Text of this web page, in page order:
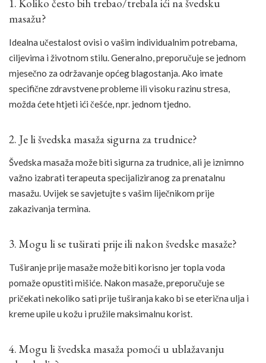
1. Koliko često bih trebao/trebala ići na švedsku
masažu?
Idealna učestalost ovisi o vašim individualnim potrebama,
ciljevima i životnom stilu. Generalno, preporučuje se jednom
mjesečno za održavanje općeg blagostanja. Ako imate
specifične zdravstvene probleme ili visoku razinu stresa,
možda ćete htjeti ići češće, npr. jednom tjedno.
2. Je li švedska masaža sigurna za trudnice?
Švedska masaža može biti sigurna za trudnice, ali je iznimno
važno izabrati terapeuta specijaliziranog za prenatalnu
masažu. Uvijek se savjetujte s vašim liječnikom prije
zakazivanja termina.
3. Mogu li se tuširati prije ili nakon švedske masaže?
Tuširanje prije masaže može biti korisno jer topla voda
pomaže opustiti mišiće. Nakon masaže, preporučuje se
pričekati nekoliko sati prije tuširanja kako bi se eterična ulja i
kreme upile u kožu i pružile maksimalnu korist.
4. Mogu li švedska masaža pomoći u ublažavanju